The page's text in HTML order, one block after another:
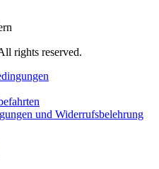
rights reserved.
und Widerrufsbelehrung